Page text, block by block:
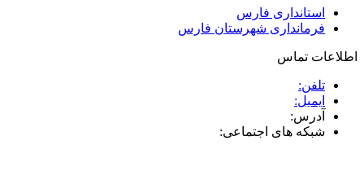
استانداری فارس
فرمانداری شهرستان فارس
تماس
تلفن:
ایمیل:
آدرس:
شبکه های اجتماعی: